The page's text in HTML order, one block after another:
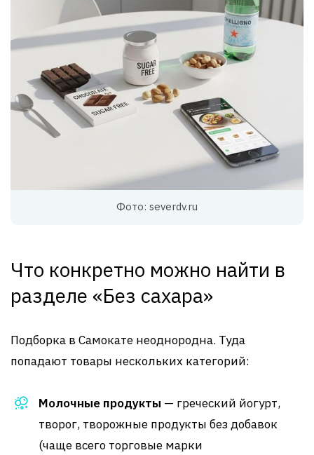
Фото: severdv.ru
Что конкретно можно найти в
разделе «Без сахара»
Подборка в Самокате неоднородна. Туда
попадают товары нескольких категорий:
Молочные продукты — греческий йогурт,
творог, творожные продукты без добавок
(чаще всего торговые марки